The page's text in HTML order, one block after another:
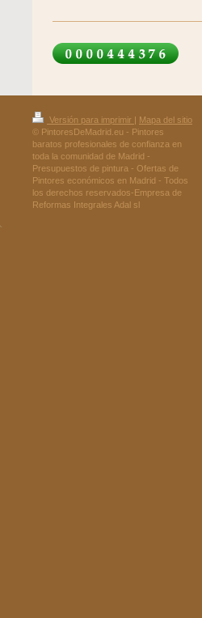
Versión para imprimir
Mapa del sitio
© PintoresDeMadrid.eu - Pintores
baratos profesionales de confianza en
toda la comunidad de Madrid -
Presupuestos de pintura - Ofertas de
Pintores económicos en Madrid - Todos
los derechos reservados-Empresa de
Reformas Integrales Adal sl